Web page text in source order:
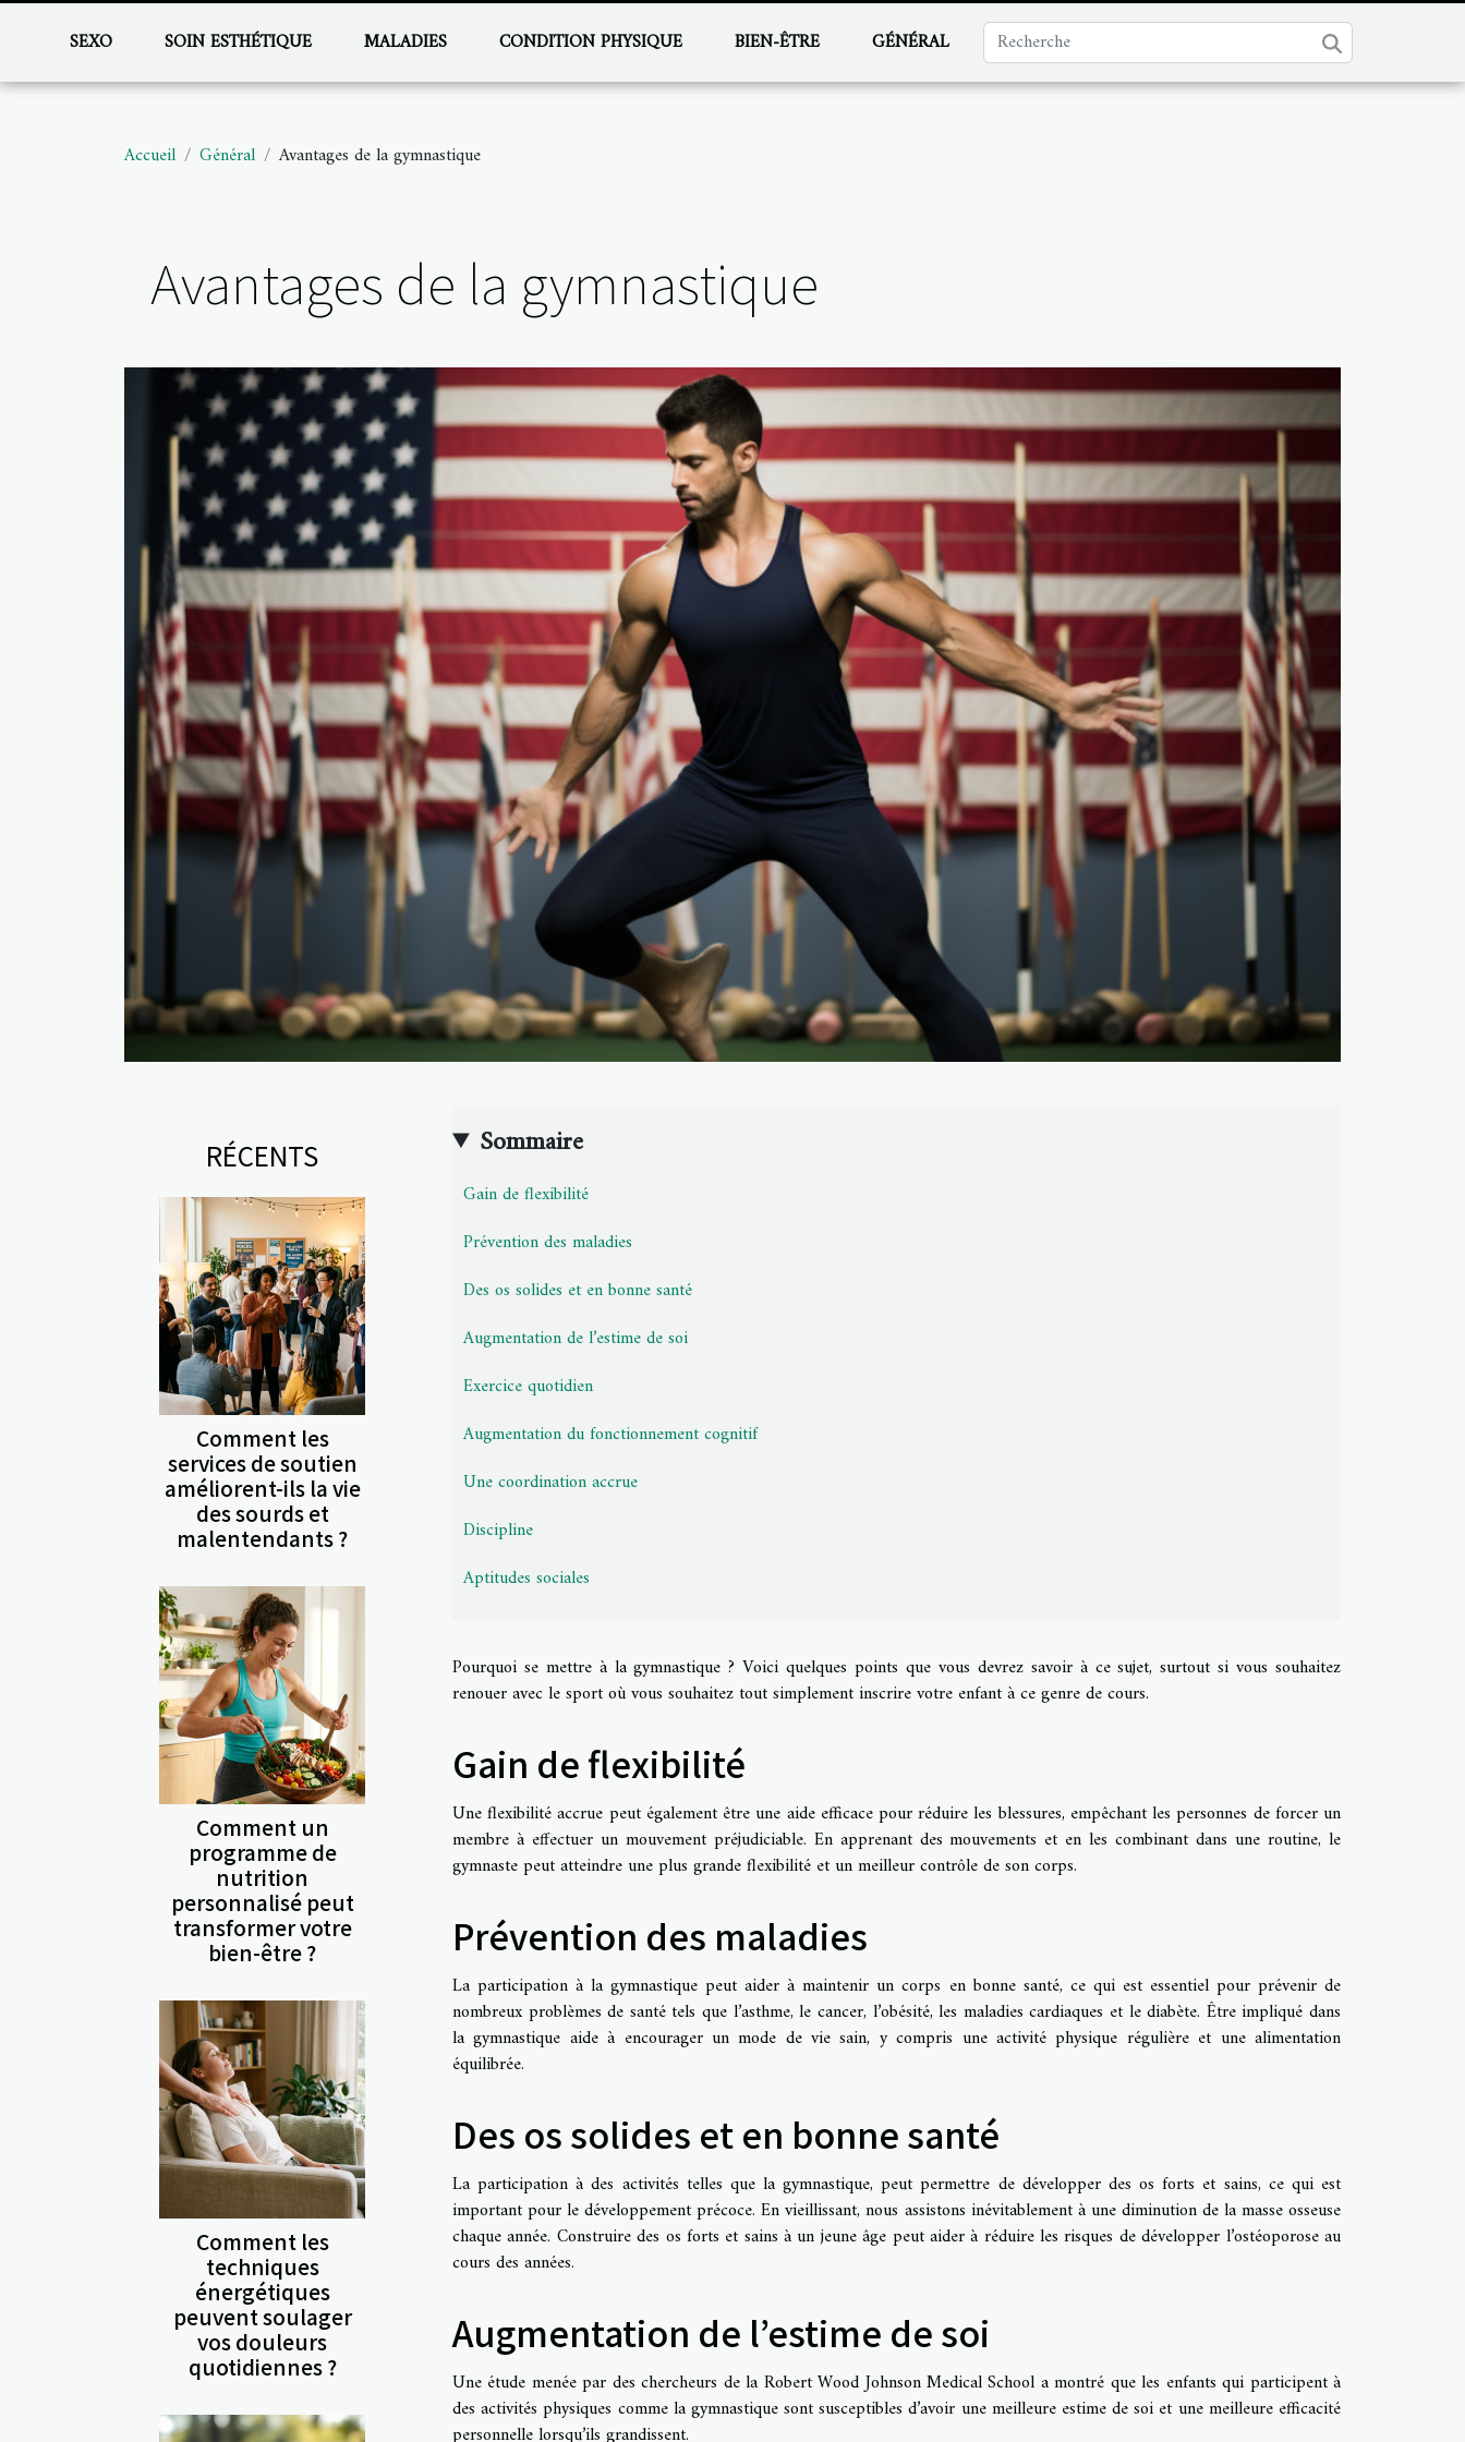
SEXO SOIN ESTHÉTIQUE MALADIES CONDITION PHYSIQUE BIEN-ÊTRE GÉNÉRAL
Accueil Général Avantages de la gymnastique
Avantages de la gymnastique
RÉCENTS
Comment les
services de soutien
améliorent-ils la vie
des sourds et
malentendants ?
Comment un
programme de
nutrition
personnalisé peut
transformer votre
bien-être ?
Comment les
techniques
énergétiques
peuvent soulager
vos douleurs
quotidiennes ?
Sommaire
Gain de flexibilité
Prévention des maladies
Des os solides et en bonne santé
Augmentation de l’estime de soi
Exercice quotidien
Augmentation du fonctionnement cognitif
Une coordination accrue
Discipline
Aptitudes sociales
Pourquoi se mettre à la gymnastique ?Voici quelques points que vous devrez savoir à ce sujet, surtout si vous souhaitez
renouer avec le sport où vous souhaitez tout simplement inscrire votre enfant à ce genre de cours.
Gain de flexibilité
Une flexibilité accrue peut également être une aide efficace pour réduire les blessures, empêchant les personnes de forcer un
membre à effectuer un mouvement préjudiciable. En apprenant des mouvements et en les combinant dans une routine, le
gymnaste peut atteindre une plus grande flexibilité et un meilleur contrôle de son corps.
Prévention des maladies
La participation à la gymnastique peut aider à maintenir un corps en bonne santé, ce qui est essentiel pour prévenir de
nombreux problèmes de santé tels que l’asthme, le cancer, l’obésité, les maladies cardiaques et le diabète. Être impliqué dans
la gymnastique aide à encourager un mode de vie sain, y compris une activité physique régulière et une alimentation
équilibrée.
Des os solides et en bonne santé
La participation à des activités telles que la gymnastique, peut permettre de développer des os forts et sains, ce qui est
important pour le développement précoce. En vieillissant, nous assistons inévitablement à une diminution de la masse osseuse
chaque année. Construire des os forts et sains à un jeune âge peut aider à réduire les risques de développer l’ostéoporose au
cours des années.
Augmentation de l’estime de soi
Une étude menée par des chercheurs de la Robert Wood Johnson Medical School a montré que les enfants qui participent à
des activités physiques comme la gymnastique sont susceptibles d’avoir une meilleure estime de soi et une meilleure efficacité
personnelle lorsqu’ils grandissent.